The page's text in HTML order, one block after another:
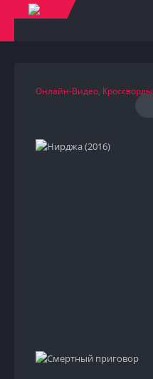
Онлайн-Видео, Кроссворды